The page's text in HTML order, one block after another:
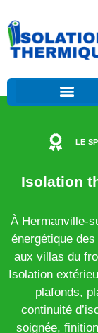
LE
Isolation
À Hermanville-
énergétique
aux villas du
Isolation
plafonds,
continuité
soignée,